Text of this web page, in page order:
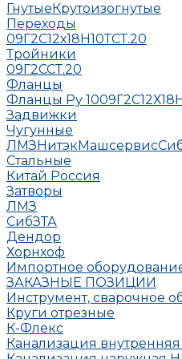
ГнутыеКрутоизогнутые
Переходы
09Г2С12х18Н10ТСТ.20
Тройники
09Г2ССТ.20
Фланцы
Фланцы Ру 1009Г2С
Задвижки
Чугунные
ЛМЗНитэкМашсервис
Стальные
Китай Россия
Затворы
ЛМЗ
СибЗТА
Дендор
Хорнхоф
Импортное
ЗАКАЗНЫЕ ПОЗИЦИИ
Инструмент, сварочное
Круги отрезные
К-Флекс
Канализация